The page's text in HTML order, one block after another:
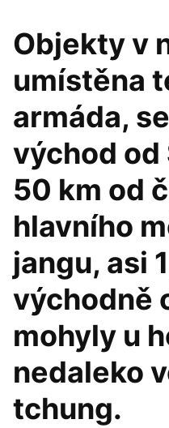
Objekty v
umístěna
armáda,
východ od
50 km od
hlavního
jangu, asi
východně
mohyly u
nedaleko
tchung.